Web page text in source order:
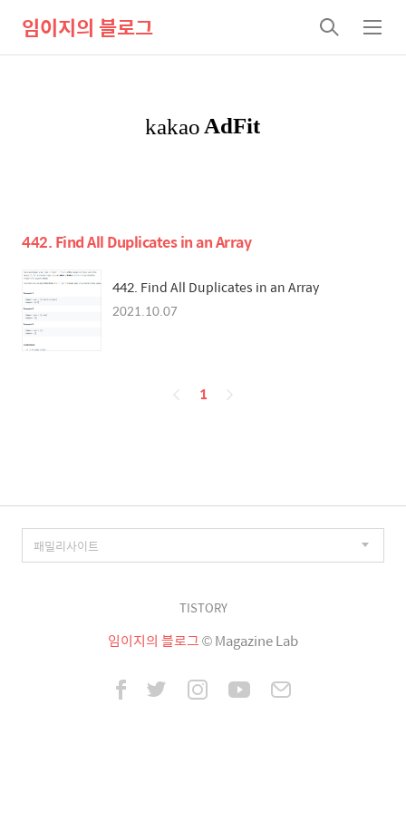
임이지의 블로그
검
색
메
뉴
442. Find All Duplicates in an Array
442. Find All Duplicates in an Array
2021.10.07
페
1
TISTORY
임이지의 블로그© Magazine Lab